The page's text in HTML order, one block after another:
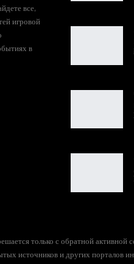
все,
игровой
в
только с обратной активной
источников и других порталов